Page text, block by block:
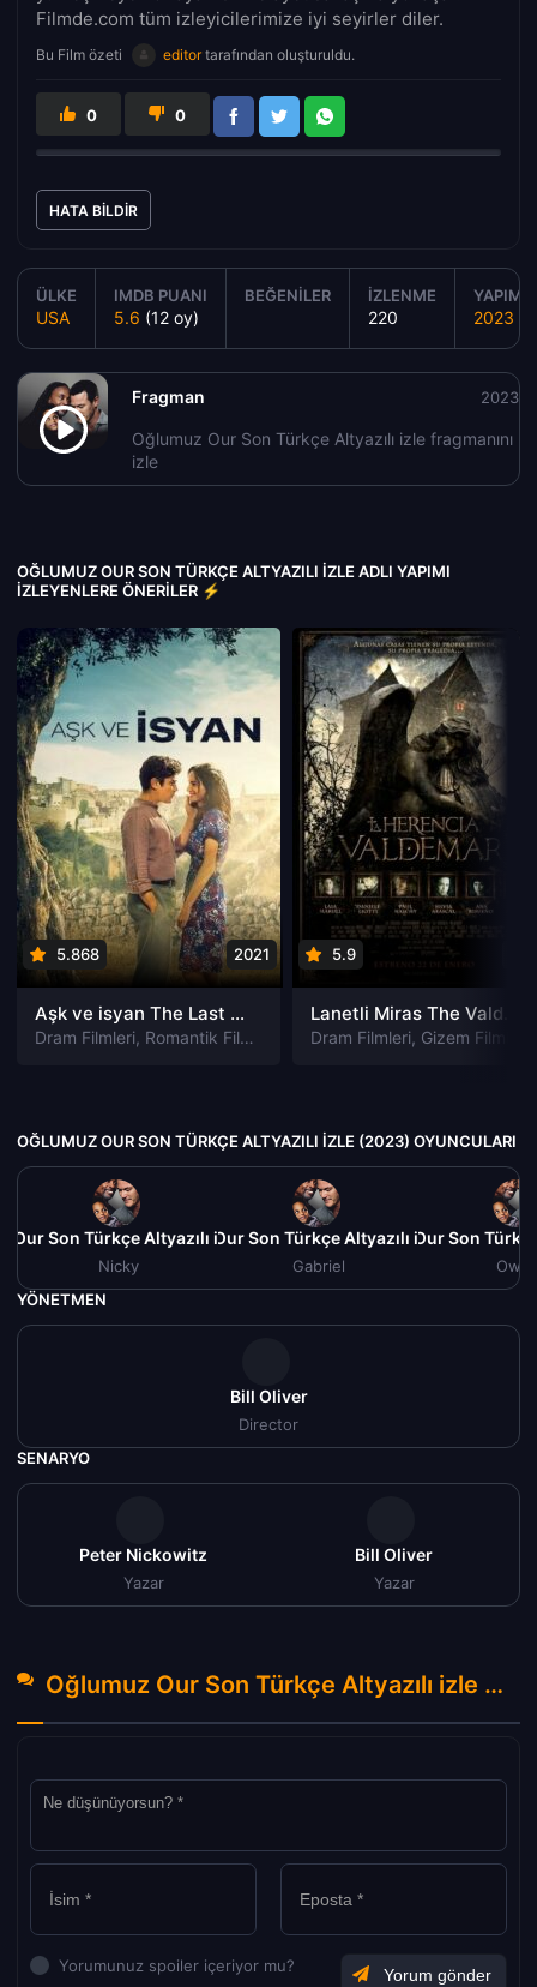
Filmde.com tüm izleyicilerimize iyi seyirler diler.
Bu Film özeti editortarafından oluşturuldu.
0 0
HATA BILDIR
ÜLKE
USA
IMDB PUANI
5.6 (12 oy)
BEĞENILER İZLENME
220
YAPIM
2023
Fragman
Oğlumuz Our Son Türkçe Altyazılı izle fragmanını
izle
2023
OĞLUMUZ OUR SON TÜRKÇE ALTYAZILI IZLE ADLI YAPIMI
İZLEYENLERE ÖNERILER ⚡
5.868 2021
Aşk ve isyan The Last Parasido izle
Dram Filmleri, Romantik Filmleri
5.9
Dram Filmleri, Gizem Filmleri
OĞLUMUZ OUR SON TÜRKÇE ALTYAZILI IZLE (2023) OYUNCULARI
Our Son Türkçe Altyazılı izle (2023)
Nicky
Oğlumuz Our Son Türkçe Altyazılı izle (2023)
Gabriel
Oğlumuz Our Son
YÖNETMEN
Bill Oliver
Director
SENARYO
Peter Nickowitz
Yazar
Bill Oliver
Yazar
Oğlumuz Our Son Türkçe Altyazılı izle (2023) Hakkında Yorumlar
Yorumunuz spoiler içeriyor mu?